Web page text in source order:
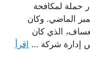
حملة لمكافحة
الماضي. وكان
الذي كان
إدارة شركة … اقرأ